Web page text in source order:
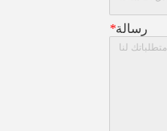
*رسالة